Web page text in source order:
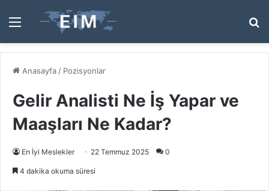
Menü
...
Anasayfa / Pozisyonlar
Gelir Analisti Ne İş Yapar ve
Maaşları Ne Kadar?
En İyi Meslekler 22 Temmuz 2025 0
4 dakika okuma süresi